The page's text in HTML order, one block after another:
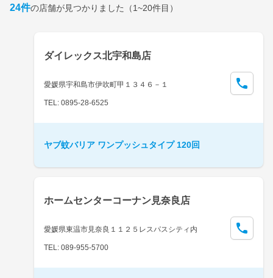
取扱店検索はこちら
24件の店舗が見つかりました （1~20件目）
ダイレックス北宇和島店
愛媛県宇和島市伊吹町甲１３４６－１
TEL: 0895-28-6525
ヤブ蚊バリア ワンプッシュタイプ 120回
ホームセンターコーナン見奈良店
愛媛県東温市見奈良１１２５レスパスシティ内
TEL: 089-955-5700